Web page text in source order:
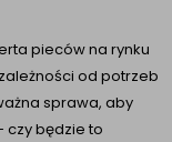
pieców na rynku
od potrzeb
sprawa, aby
czy będzie to